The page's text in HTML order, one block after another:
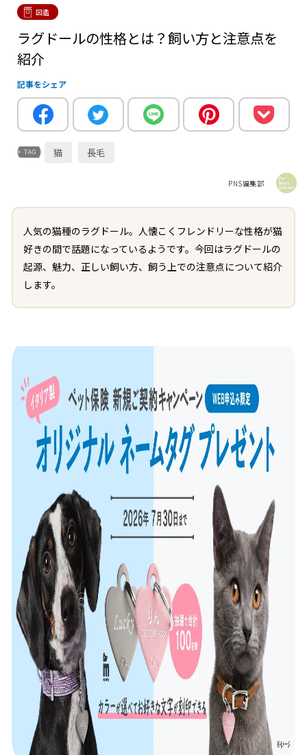
図鑑
ラグドールの性格とは？飼い方と注意点を
紹介
記事をシェア
猫 長毛
PNS編集部
人気の猫種のラグドール。人懐こくフレンドリーな性格が猫
好きの間で話題になっているようです。今回はラグドールの
起源、魅力、正しい飼い方、飼う上での注意点について紹介
します。